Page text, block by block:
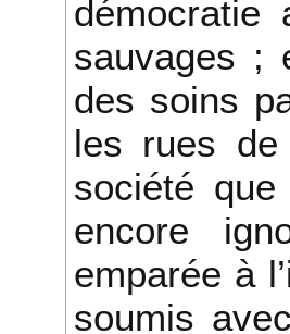
sauvages ;
des soins
les rues
société
encore
emparée à
soumis